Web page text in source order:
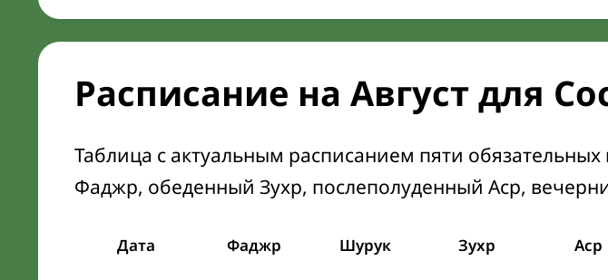
Расписание на Август для
Таблица с актуальным расписанием пяти
Фаджр, обеденный Зухр, послеполуденный Аср,
Дата Фаджр Шурук Зухр Аср